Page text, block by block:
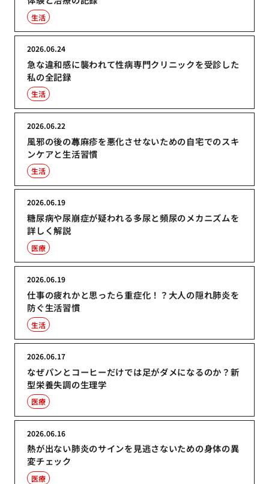
生活
急な違和感に襲われて性病専門クリニックを受診した
私の全記録
2026.06.24
生活
風邪の後の蕁麻疹を悪化させないための自宅でのスキ
ンケアと生活習慣
2026.06.22
生活
糖尿病や尿崩症が疑われる多尿と頻尿のメカニズムを
詳しく解説
2026.06.19
医療
仕事の疲れかと思ったら重症化！？大人の隠れ肺炎を
防ぐ生活習慣
2026.06.19
生活
なぜパンとコーヒーだけでは足がダメになるのか？新
型栄養失調の生理学
2026.06.17
医療
熱が出ない肺炎のサインを見逃さないための身体の異
変チェック
2026.06.16
医療